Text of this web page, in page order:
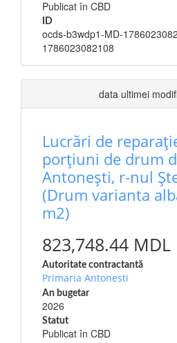
Publicat în CBD
ID
ocds-b3wdp1-MD-
1786023082108
data ultimei
Lucrări de
porțiuni de drum
Antonești, r-nul
(Drum varianta
m2)
823,748.44 MDL
Autoritate contractantă
Primaria Antonesti
An bugetar
2026
Statut
Publicat în CBD